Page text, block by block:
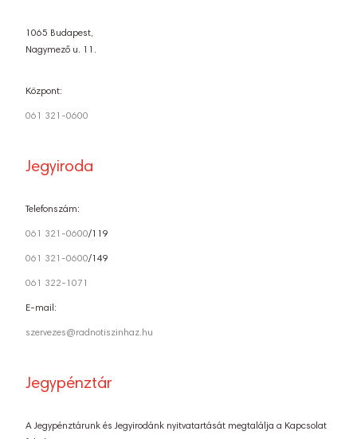
1065 Budapest,
Nagymező u. 11.
Központ:
061 321-0600
Jegyiroda
Telefonszám:
061 321-0600/119
061 321-0600/149
061 322-1071
E-mail:
szervezes@radnotiszinhaz.hu
Jegypénztár
A Jegypénztárunk és Jegyirodánk nyitvatartását megtalálja a Kapcsolat